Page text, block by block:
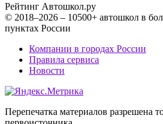
Рейтинг Автошкол.ру
© 2018–2026 – 10500+ автошкол в
пунктах России
Компании в городах России
Правила сервиса
Новости
Перепечатка материалов разрешена